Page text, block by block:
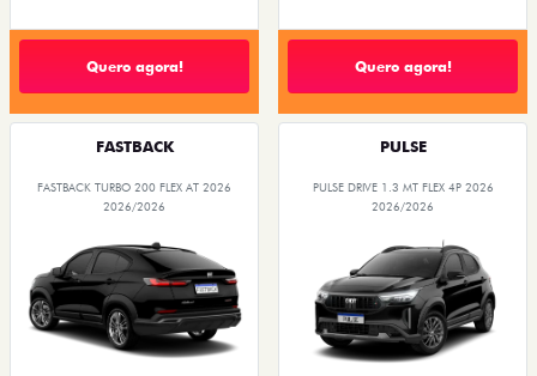
Quero agora! Quero agora!
FASTBACK
FASTBACK TURBO 200 FLEX AT 2026
2026/2026
PULSE
PULSE DRIVE 1.3 MT FLEX 4P 2026
2026/2026